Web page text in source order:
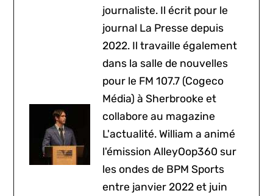
journaliste. Il écrit pour le
journal La Presse depuis
2022. Il travaille également
dans la salle de nouvelles
pour le FM 107.7 (Cogeco
Média) à Sherbrooke et
collabore au magazine
L'actualité. William a animé
l'émission AlleyOop360 sur
les ondes de BPM Sports
entre janvier 2022 et juin